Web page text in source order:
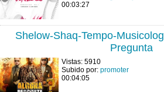
00:03:27
Shelow-Shaq-Tempo-
Pregunta
Vistas: 5910
Subido por: promoter
00:04:05